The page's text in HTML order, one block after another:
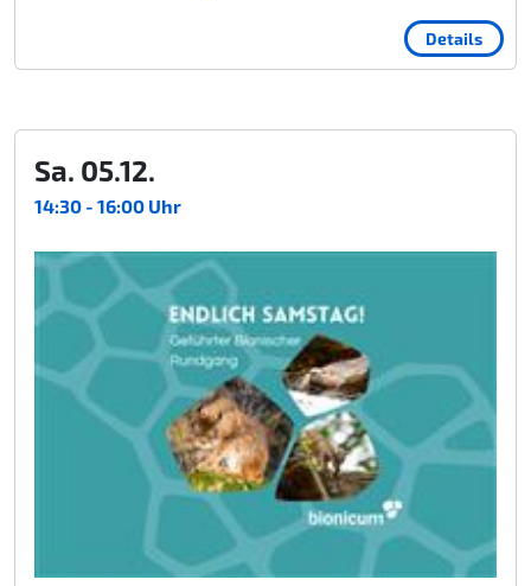
Details
Sa. 05.12.
14:30 - 16:00 Uhr